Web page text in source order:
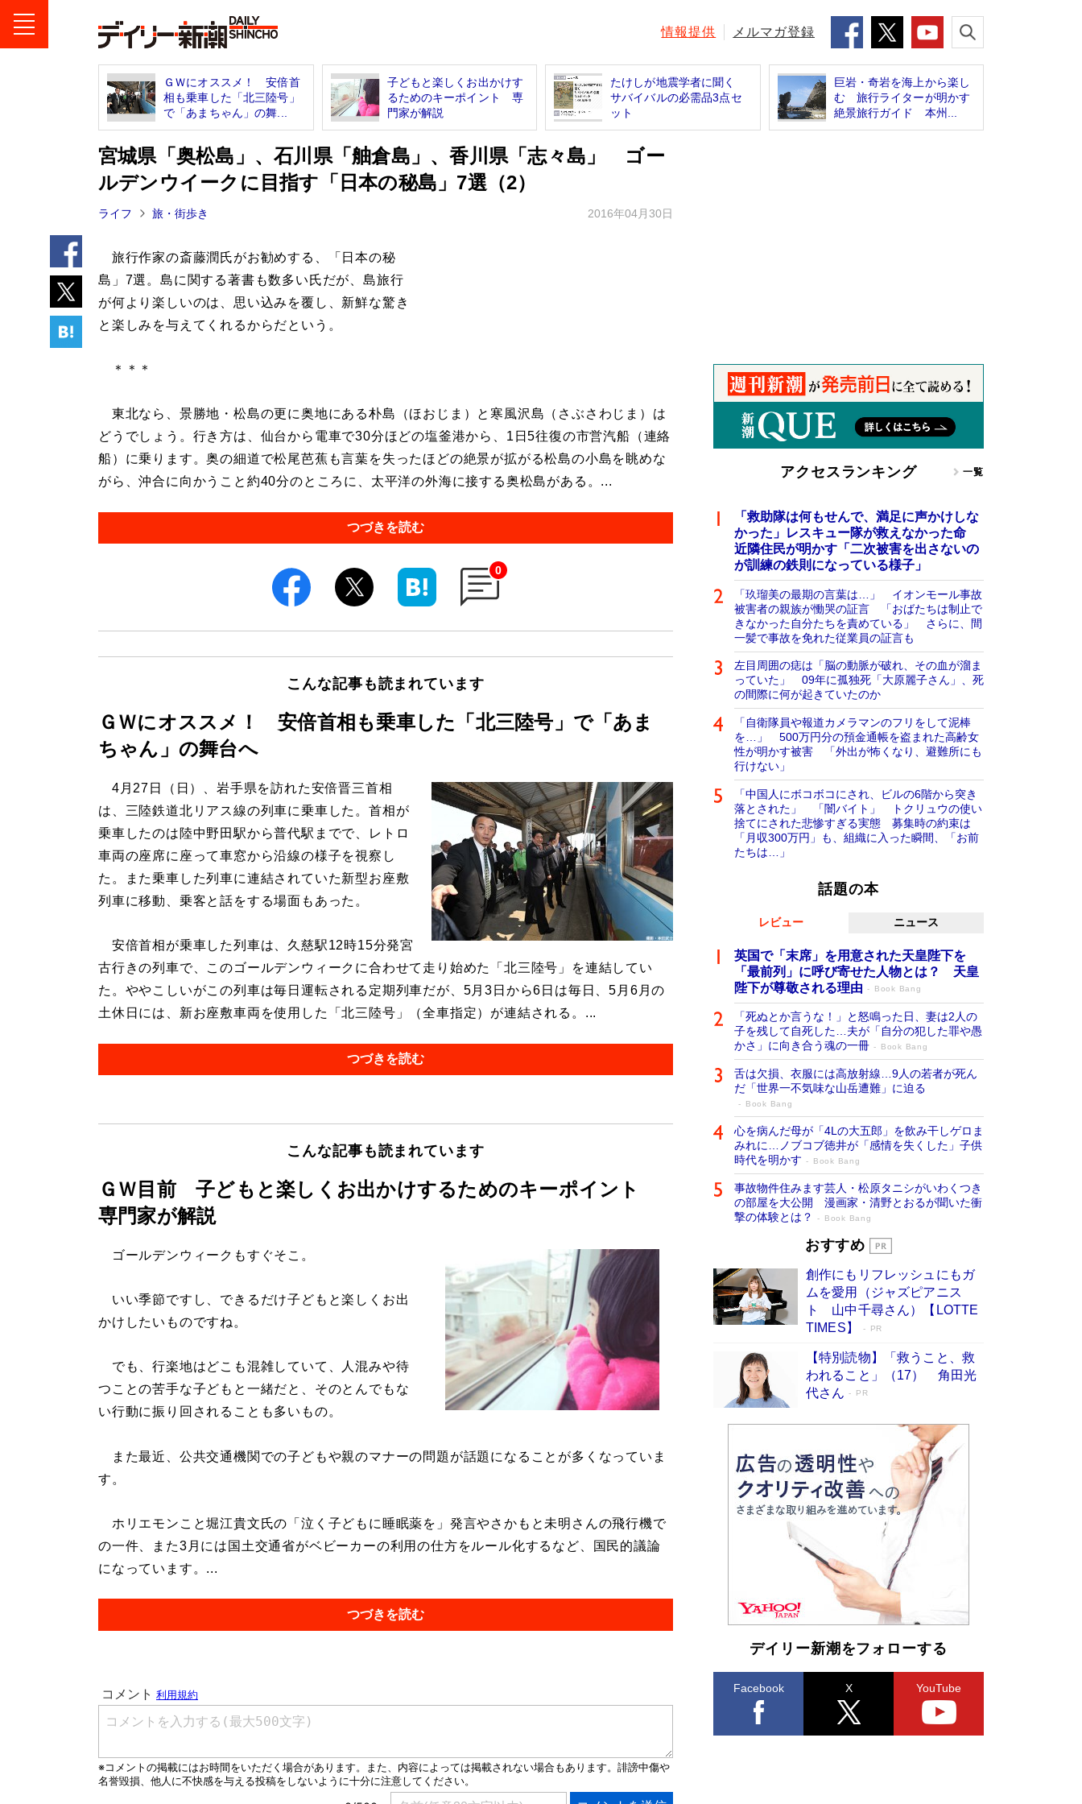
情報提供 メルマガ登録
ＧＷにオススメ！ 安倍首
相も乗車した「北三陸号」
で「あまちゃん」の舞...
子どもと楽しくお出かけす
るためのキーポイント 専
門家が解説
たけしが地震学者に聞く
サバイバルの必需品3点セ
ット
巨岩・奇岩を海上から楽し
む 旅行ライターが明かす
絶景旅行ガイド 本州...
宮城県「奥松島」、石川県「舳倉島」、香川県「志々島」 ゴー
ルデンウイークに目指す「日本の秘島」7選（2）
ライフ 旅・街歩き 2016年04月30日
旅行作家の斎藤潤氏がお勧めする、「日本の秘
島」7選。島に関する著書も数多い氏だが、島旅行
が何より楽しいのは、思い込みを覆し、新鮮な驚き
と楽しみを与えてくれるからだという。
＊＊＊
東北なら、景勝地・松島の更に奥地にある朴島（ほおじま）と寒風沢島（さぶさわじま）は
どうでしょう。行き方は、仙台から電車で30分ほどの塩釜港から、1日5往復の市営汽船（連絡
船）に乗ります。奥の細道で松尾芭蕉も言葉を失ったほどの絶景が拡がる松島の小島を眺めな
がら、沖合に向かうこと約40分のところに、太平洋の外海に接する奥松島がある。...
つづきを読む
0
こんな記事も読まれています
ＧＷにオススメ！ 安倍首相も乗車した「北三陸号」で「あま
ちゃん」の舞台へ
4月27日（日）、岩手県を訪れた安倍晋三首相
は、三陸鉄道北リアス線の列車に乗車した。首相が
乗車したのは陸中野田駅から普代駅までで、レトロ
車両の座席に座って車窓から沿線の様子を視察し
た。また乗車した列車に連結されていた新型お座敷
列車に移動、乗客と話をする場面もあった。
安倍首相が乗車した列車は、久慈駅12時15分発宮
古行きの列車で、このゴールデンウィークに合わせて走り始めた「北三陸号」を連結してい
た。ややこしいがこの列車は毎日運転される定期列車だが、5月3日から6日は毎日、5月6月の
土休日には、新お座敷車両を使用した「北三陸号」（全車指定）が連結される。...
つづきを読む
こんな記事も読まれています
ＧＷ目前 子どもと楽しくお出かけするためのキーポイント
専門家が解説
ゴールデンウィークもすぐそこ。
いい季節ですし、できるだけ子どもと楽しくお出
かけしたいものですね。
でも、行楽地はどこも混雑していて、人混みや待
つことの苦手な子どもと一緒だと、そのとんでもな
い行動に振り回されることも多いもの。
また最近、公共交通機関での子どもや親のマナーの問題が話題になることが多くなっていま
す。
ホリエモンこと堀江貴文氏の「泣く子どもに睡眠薬を」発言やさかもと未明さんの飛行機で
の一件、また3月には国土交通省がベビーカーの利用の仕方をルール化するなど、国民的議論
になっています。...
つづきを読む
アクセスランキング 一覧
「救助隊は何もせんで、満足に声かけしな
かった」レスキュー隊が救えなかった命
近隣住民が明かす「二次被害を出さないの
が訓練の鉄則になっている様子」
「玖瑠美の最期の言葉は…」 イオンモール事故
被害者の親族が慟哭の証言 「おばたちは制止で
きなかった自分たちを責めている」 さらに、間
一髪で事故を免れた従業員の証言も
左目周囲の痣は「脳の動脈が破れ、その血が溜ま
っていた」 09年に孤独死「大原麗子さん」、死
の間際に何が起きていたのか
「自衛隊員や報道カメラマンのフリをして泥棒
を…」 500万円分の預金通帳を盗まれた高齢女
性が明かす被害 「外出が怖くなり、避難所にも
行けない」
「中国人にボコボコにされ、ビルの6階から突き
落とされた」 「闇バイト」 トクリュウの使い
捨てにされた悲惨すぎる実態 募集時の約束は
「月収300万円」も、組織に入った瞬間、「お前
たちは…」
話題の本
レビュー ニュース
英国で「末席」を用意された天皇陛下を
「最前列」に呼び寄せた人物とは？ 天皇
陛下が尊敬される理由
Book Bang
「死ぬとか言うな！」と怒鳴った日、妻は2人の
子を残して自死した…夫が「自分の犯した罪や愚
かさ」に向き合う魂の一冊
Book Bang
舌は欠損、衣服には高放射線…9人の若者が死ん
だ「世界一不気味な山岳遭難」に迫る
Book Bang
心を病んだ母が「4Lの大五郎」を飲み干しゲロま
みれに…ノブコブ徳井が「感情を失くした」子供
時代を明かす
Book Bang
事故物件住みます芸人・松原タニシがいわくつき
の部屋を大公開 漫画家・清野とおるが聞いた衝
撃の体験とは？
Book Bang
追悼・東野圭吾さん 週間ベストセラーラ
など代表作が並ぶ［文庫ベストセラー］
Book Bang
73歳でも働くしかない 「老後レス時代」に交通
誘導員の独白が話題
竹内由恵の前に現れた「テレビ観ないんだよね
ぇ」という男性…夫を選んでテレ朝退社したワケ
Book Bang
「なんで？ そんな馬鹿な……」90歳になった作
家・阿刀田高さんが、ひとり暮らしの生活を明か
和田秀樹の70代、80代向け新書がベスト3を独
占 上半期1位にも選出［新書ベストセラー］
Book Bang
おすすめ
創作にもリフレッシュにもガ
ムを愛用（ジャズピアニス
ト 山中千尋さん）【LOTTE
TIMES】
PR
【特別読物】「救うこと、救
われること」（17） 角田光
代さん
PR
デイリー新潮をフォローする
Facebook X YouTube